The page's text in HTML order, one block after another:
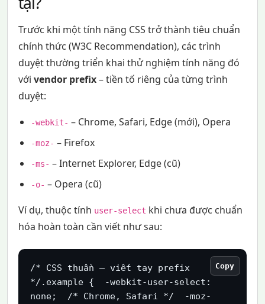
Trước khi một tính năng CSS trở thành tiêu chuẩn
chính thức (W3C Recommendation), các trình
duyệt thường triển khai thử nghiệm tính năng đó
với vendor prefix– tiền tố riêng của từng trình
duyệt:
-webkit- – Chrome, Safari, Edge (mới), Opera
-moz- – Firefox
-ms- – Internet Explorer, Edge (cũ)
-o- – Opera (cũ)
Ví dụ, thuộc tính user-select khi chưa được chuẩn
hóa hoàn toàn cần viết như sau:
/* CSS thuần – viết tay prefix
*/.example {  -webkit-user-select:
none;  /* Chrome, Safari */  -moz-
Copy